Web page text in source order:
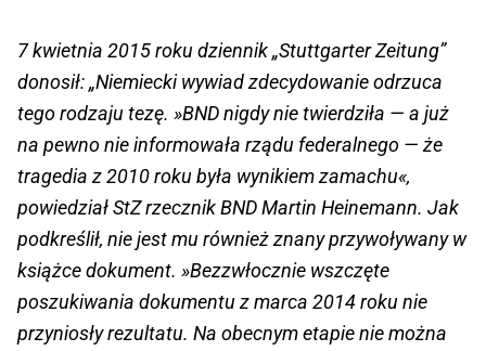
7 kwietnia 2015 roku dziennik „Stuttgarter Zeitung”
donosił: „Niemiecki wywiad zdecydowanie odrzuca
tego rodzaju tezę. »BND nigdy nie twierdziła — a już
na pewno nie informowała rządu federalnego — że
tragedia z 2010 roku była wynikiem zamachu«,
powiedział StZ rzecznik BND Martin Heinemann. Jak
podkreślił, nie jest mu również znany przywoływany w
książce dokument. »Bezzwłocznie wszczęte
poszukiwania dokumentu z marca 2014 roku nie
przyniosły rezultatu. Na obecnym etapie nie można